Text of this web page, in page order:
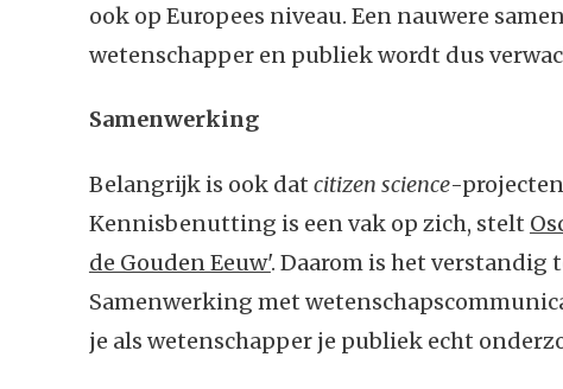
ook op Europees niveau. Een nauwere
wetenschapper en publiek wordt dus
Samenwerking
Belangrijk is ook dat citizen science-
Kennisbenutting is een vak op zich, stelt
de Gouden Eeuw'. Daarom is het verstandig
Samenwerking met
je als wetenschapper je publiek echt